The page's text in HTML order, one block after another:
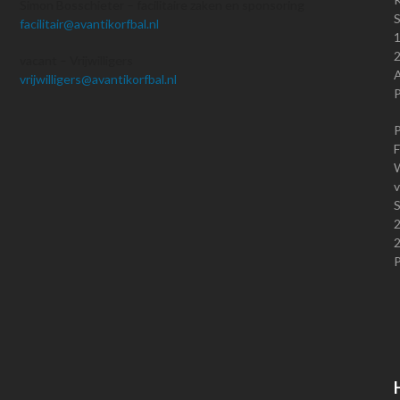
facilitair@avantikorfbal.nl
vrijwilligers@avantikorfbal.nl
1